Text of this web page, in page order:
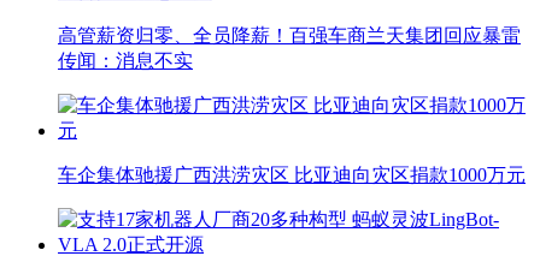
高管薪资归零、全员降薪！百强车商兰天集团回应暴雷
传闻：消息不实
车企集体驰援广西洪涝灾区 比亚迪向灾区捐款1000万元